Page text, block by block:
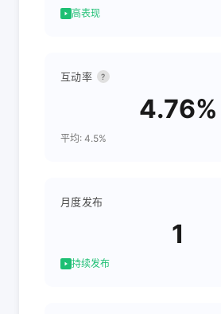
高表现
互动率 ?
4.76%
平均: 4.5%
月度发布
1
持续发布